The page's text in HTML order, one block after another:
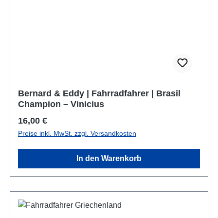
Bernard & Eddy | Fahrradfahrer | Brasil
Champion – Vinicius
Regulärer Preis:
16,00 €
Preise inkl. MwSt. zzgl. Versandkosten
In den Warenkorb